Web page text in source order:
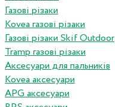
Газові різаки
Kovea газові різаки
Газові різаки Skif Outdoor
Tramp газові різаки
Аксесуари для пальників
Kovea аксесуари
APG аксесуари